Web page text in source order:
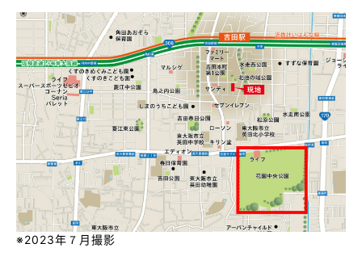
※2023年７月撮影